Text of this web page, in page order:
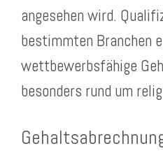
angesehen wird.
bestimmten Branchen
wettbewerbsfähige
besonders rund um